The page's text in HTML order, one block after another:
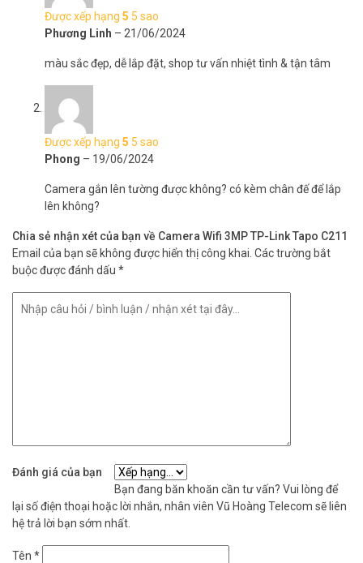
Được xếp hạng 5 5 sao
Phương Linh – 21/06/2024
màu sắc đẹp, dễ lắp đặt, shop tư vấn nhiệt tình & tận tâm
Được xếp hạng 5 5 sao
Phong – 19/06/2024
Camera gắn lên tường được không? có kèm chân đế để lắp
lên không?
Chia sẻ nhận xét của bạn về Camera Wifi 3MP TP-Link Tapo C211
Email của bạn sẽ không được hiển thị công khai. Các trường bắt
buộc được đánh dấu *
Đánh giá của bạn
Bạn đang băn khoăn cần tư vấn? Vui lòng để
lại số điện thoại hoặc lời nhắn, nhân viên Vũ Hoàng Telecom sẽ liên
hệ trả lời bạn sớm nhất.
Tên *